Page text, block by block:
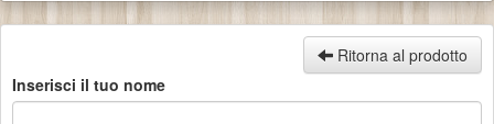
Ritorna al prodotto
Inserisci il tuo nome